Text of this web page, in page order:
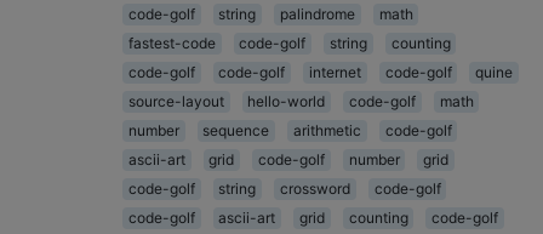
code-golf string palindrome
math
fastest-code
code-golf string
counting
code-golf
code-golf internet code-golf
quine
source-layout
hello-world code-golf
math
number
sequence arithmetic
code-golf
ascii-art
grid code-golf number
grid
code-golf
string crossword
code-golf
code-golf
ascii-art grid counting
code-golf